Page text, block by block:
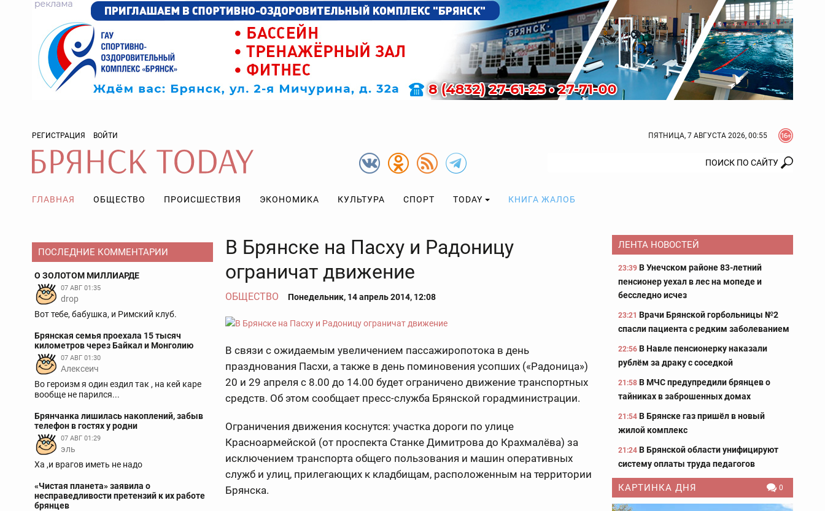
РЕГИСТРАЦИЯ ВОЙТИ ПЯТНИЦА, 7 АВГУСТА 2026, 00:55
ГЛАВНАЯ ОБЩЕСТВО ПРОИСШЕСТВИЯ ЭКОНОМИКА КУЛЬТУРА СПОРТ TODAY КНИГА ЖАЛОБ
ПОСЛЕДНИЕ КОММЕНТАРИИ
О ЗОЛОТОМ МИЛЛИАРДЕ
07 АВГ 01:35
drop
Вот тебе, бабушка, и Римский клуб.
Брянская семья проехала 15 тысяч
километров через Байкал и Монголию
07 АВГ 01:30
Алексеич
Во героизм я один ездил так , на кей каре
вообще не парился...
Брянчанка лишилась накоплений, забыв
телефон в гостях у родни
07 АВГ 01:29
эль
Ха ,и врагов иметь не надо
«Чистая планета» заявила о
несправедливости претензий к их работе
брянцев
В Брянске на Пасху и Радоницу
ограничат движение
ОБЩЕСТВО Понедельник, 14 апрель 2014, 12:08
В связи с ожидаемым увеличением пассажиропотока в день
празднования Пасхи, а также в день поминовения усопших («Радоница»)
20 и 29 апреля с 8.00 до 14.00 будет ограничено движение транспортных
средств. Об этом сообщает пресс-служба Брянской горадминистрации.
Ограничения движения коснутся: участка дороги по улице
Красноармейской (от проспекта Станке Димитрова до Крахмалёва) за
исключением транспорта общего пользования и машин оперативных
служб и улиц, прилегающих к кладбищам, расположенным на территории
Брянска.
ЛЕНТА НОВОСТЕЙ
23:39 В Унечском районе 83-летний
пенсионер уехал в лес на мопеде и
бесследно исчез
23:21 Врачи Брянской горбольницы №2
спасли пациента с редким заболеванием
22:56 В Навле пенсионерку наказали
рублём за драку с соседкой
21:58 В МЧС предупредили брянцев о
тайниках в заброшенных домах
21:54 В Брянске газ пришёл в новый
жилой комплекс
21:24 В Брянской области унифицируют
систему оплаты труда педагогов
КАРТИНКА ДНЯ 0